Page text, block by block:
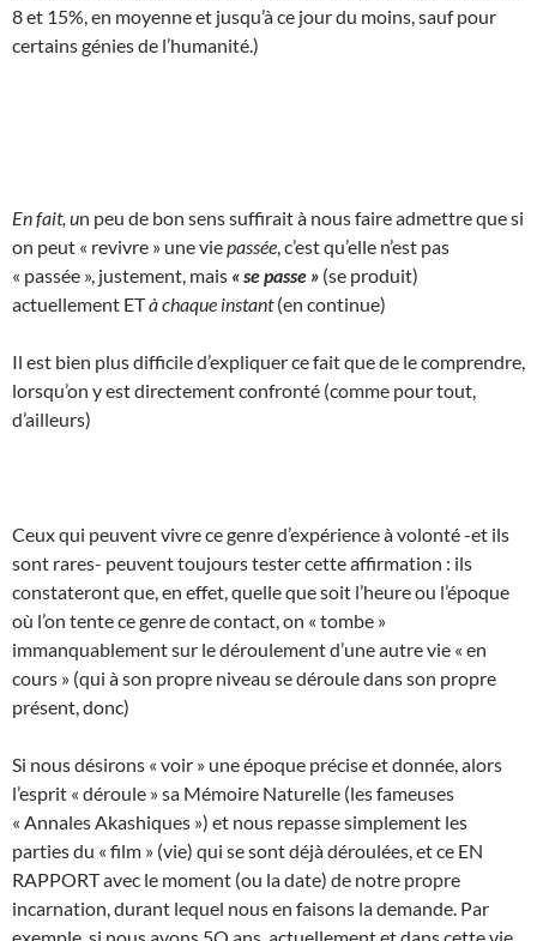
8 et 15%, en moyenne et jusqu’à ce jour du moins, sauf pour
certains génies de l’humanité.)
En fait, un peu de bon sens suffirait à nous faire admettre que si
on peut « revivre » une viepassée , c’est qu’elle n’est pas
« passée », justement, mais « se passe » (se produit)
actuellement ETà chaque instant(en continue)
Il est bien plus difficile d’expliquer ce fait que de le comprendre,
lorsqu’on y est directement confronté (comme pour tout,
d’ailleurs)
Ceux qui peuvent vivre ce genre d’expérience à volonté -et ils
sont rares- peuvent toujours tester cette affirmation : ils
constateront que, en effet, quelle que soit l’heure ou l’époque
où l’on tente ce genre de contact, on « tombe »
immanquablement sur le déroulement d’une autre vie « en
cours » (qui à son propre niveau se déroule dans son propre
présent, donc)
Si nous désirons « voir » une époque précise et donnée, alors
l’esprit « déroule » sa Mémoire Naturelle (les fameuses
« Annales Akashiques ») et nous repasse simplement les
parties du « film » (vie) qui se sont déjà déroulées, et ce EN
RAPPORT avec le moment (ou la date) de notre propre
incarnation, durant lequel nous en faisons la demande. Par
exemple, si nous avons 5O ans, actuellement et dans cette vie,